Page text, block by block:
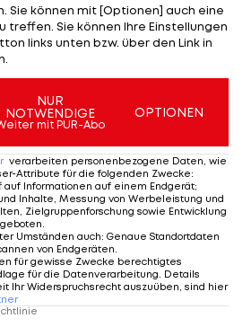
Wir können mit zehn
und Hannes Reichelt wird
scherzte der Südtiroler.
Speed-Fahrer hatte als
seiner Meinung zu
Kalender zuletzt scharf
Absage
nach wie vor eine Absage.
für Olympia 2018
am 6. und 7. Februar
mit 15. November aber
Sie können mit [Optionen] auch eine
treffen. Sie können Ihre Einstellungen
links unten bzw. über den Link in
NUR
NOTWENDIGE
mit PUR-Abo
OPTIONEN
verarbeiten personenbezogene Daten, wie
Attribute für die folgenden Zwecke:
auf Informationen auf einem Endgerät;
Inhalte, Messung von Werbeleistung und
Zielgruppenforschung sowie Entwicklung
.
Umständen auch: Genaue Standortdaten
von Endgeräten.
für gewisse Zwecke berechtigtes
für die Datenverarbeitung. Details
Ihr Widerspruchsrecht auszuüben, sind hier